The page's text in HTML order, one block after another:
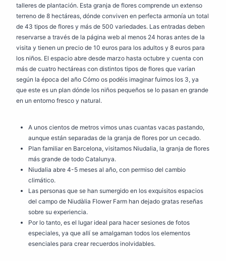
talleres de plantación. Esta granja de flores comprende un extenso
terreno de 8 hectáreas, dónde conviven en perfecta armonía un total
de 43 tipos de flores y más de 500 variedades. Las entradas deben
reservarse a través de la página web al menos 24 horas antes de la
visita y tienen un precio de 10 euros para los adultos y 8 euros para
los niños. El espacio abre desde marzo hasta octubre y cuenta con
más de cuatro hectáreas con distintos tipos de flores que varían
según la época del año Cómo os podéis imaginar fuimos los 3, ya
que este es un plan dónde los niños pequeños se lo pasan en grande
en un entorno fresco y natural.
A unos cientos de metros vimos unas cuantas vacas pastando,
aunque están separadas de la granja de flores por un cecado.
Plan familiar en Barcelona, visitamos Niudalia, la granja de flores
más grande de todo Catalunya.
Niudalia abre 4-5 meses al año, con permiso del cambio
climático.
Las personas que se han sumergido en los exquisitos espacios
del campo de Niudàlia Flower Farm han dejado gratas reseñas
sobre su experiencia.
Por lo tanto, es el lugar ideal para hacer sesiones de fotos
especiales, ya que allí se amalgaman todos los elementos
esenciales para crear recuerdos inolvidables.